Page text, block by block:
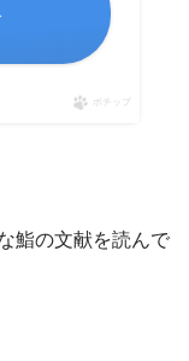
ポチップ
鮨の文献を読んで